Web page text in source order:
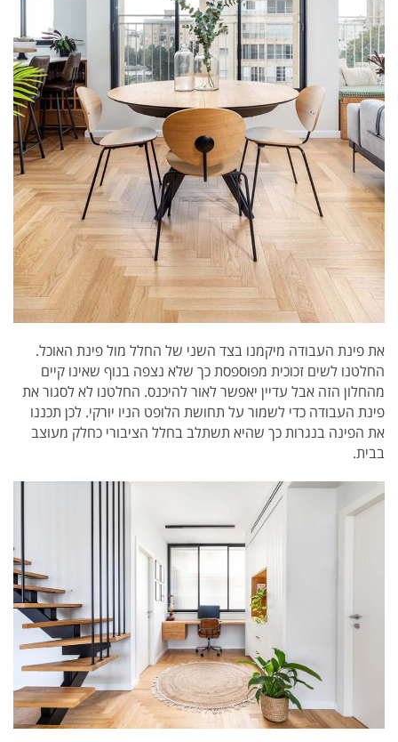
את פינת העבודה מיקמנו בצד השני של החלל מול פינת האוכל.
החלטנו לשים זכוכית מפוספסת כך שלא נצפה בנוף שאינו קיים
מהחלון הזה אבל עדיין יאפשר לאור להיכנס. החלטנו לא לסגור את
פינת העבודה כדי לשמור על תחושת הלופט הניו יורקי. לכן תכננו
את הפינה בנגרות כך שהיא תשתלב בחלל הציבורי כחלק מעוצב
בבית.